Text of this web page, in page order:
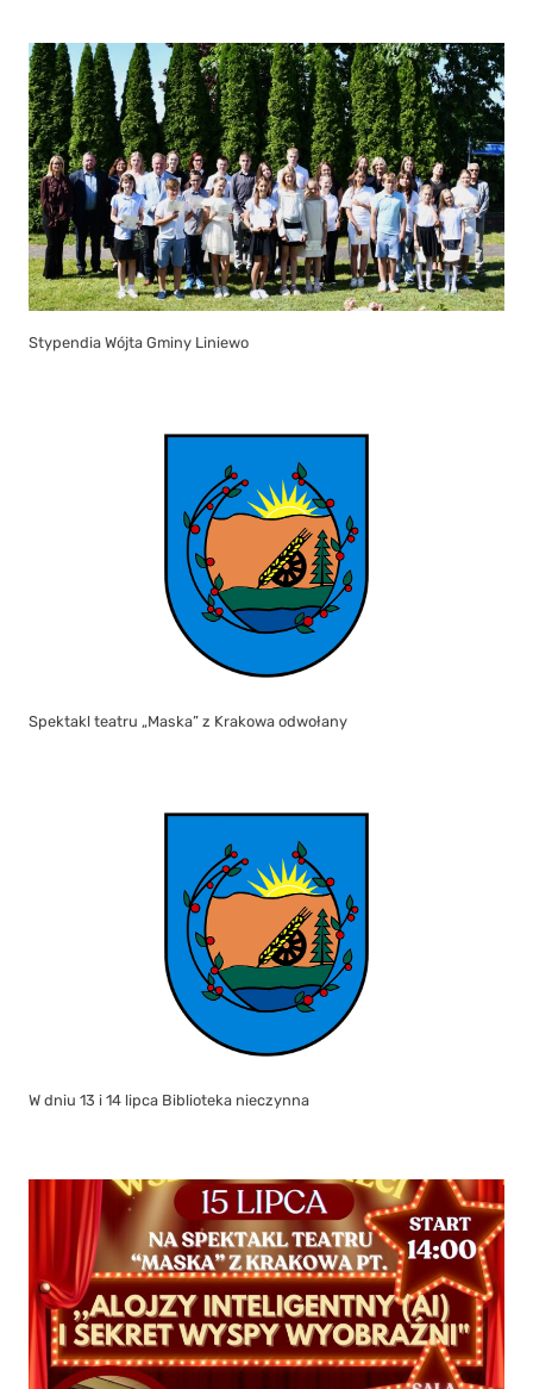
Stypendia Wójta Gminy Liniewo
Spektakl teatru „Maska” z Krakowa odwołany
W dniu 13 i 14 lipca Biblioteka nieczynna